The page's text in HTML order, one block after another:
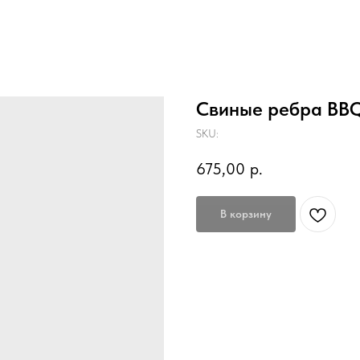
Свиные ребра
SKU:
675,00 р.
В корзину